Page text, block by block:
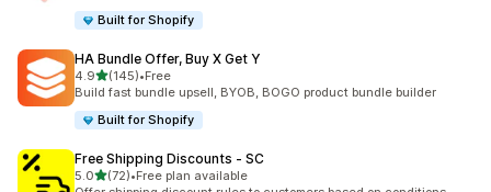
Built for Shopify
HA Bundle Offer, Buy X Get Y
4.95つ星中
(145)
合計レビュー数：145件
•Free
Build fast bundle upsell, BYOB, BOGO product bundle builder
Built for Shopify
Free Shipping Discounts ‑ SC
5.05つ星中
(72)
合計レビュー数：72件
•Free plan available